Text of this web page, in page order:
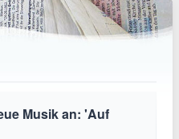
Musik an: 'Auf